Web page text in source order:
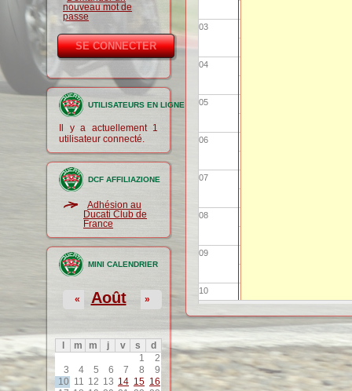
nouveau mot de
passe
UTILISATEURS EN LIGNE
Il y a actuellement 1
utilisateur connecté.
DCF AFFILIAZIONE
Adhésion au
Ducati Club de
France
MINI CALENDRIER
Août
« »
m m j v s
d
1
2
3
4 5 6 7 8
9
10 11 12 13 14 15 16
03
04
05
06
07
08
09
10
11
12